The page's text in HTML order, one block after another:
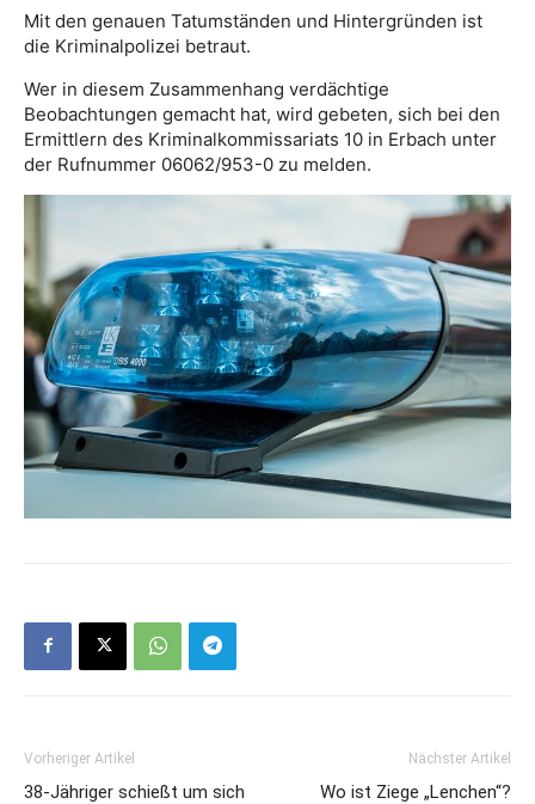
Mit den genauen Tatumständen und Hintergründen ist
die Kriminalpolizei betraut.
Wer in diesem Zusammenhang verdächtige
Beobachtungen gemacht hat, wird gebeten, sich bei den
Ermittlern des Kriminalkommissariats 10 in Erbach unter
der Rufnummer 06062/953-0 zu melden.
Vorheriger Artikel
38-Jähriger schießt um sich
Nächster Artikel
Wo ist Ziege „Lenchen“?